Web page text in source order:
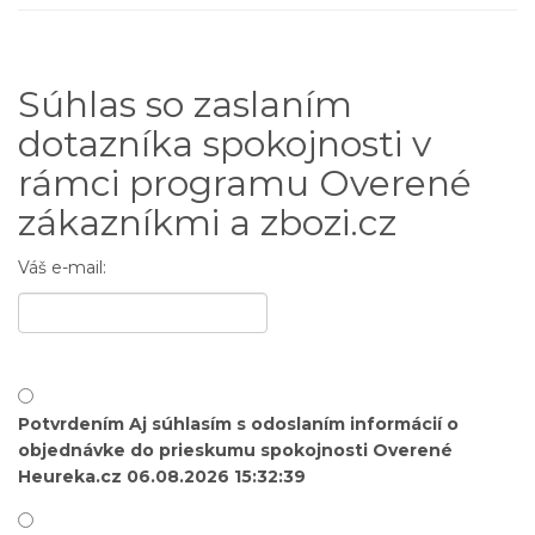
Súhlas so zaslaním
dotazníka spokojnosti v
rámci programu Overené
zákazníkmi a zbozi.cz
Váš e-mail:
Potvrdením Aj súhlasím s odoslaním informácií o
objednávke do prieskumu spokojnosti Overené
Heureka.cz 06.08.2026 15:32:39